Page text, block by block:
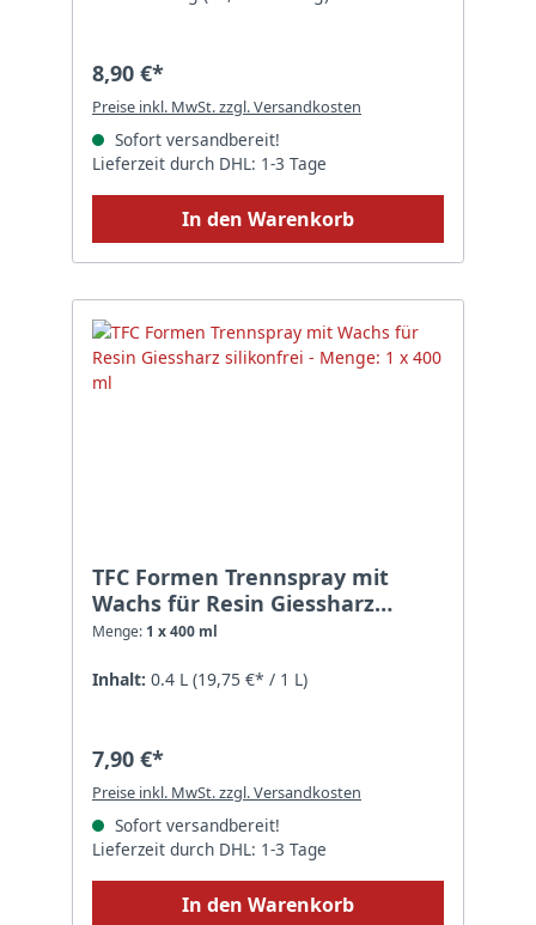
8,90 €*
Preise inkl. MwSt. zzgl. Versandkosten
Sofort versandbereit!
Lieferzeit durch DHL: 1-3 Tage
In den Warenkorb
TFC Formen Trennspray mit
Wachs für Resin Giessharz
silikonfrei - Menge: 1 x 400 ml
Menge: 1 x 400 ml
Inhalt: 0.4 L (19,75 €* / 1 L)
7,90 €*
Preise inkl. MwSt. zzgl. Versandkosten
Sofort versandbereit!
Lieferzeit durch DHL: 1-3 Tage
In den Warenkorb